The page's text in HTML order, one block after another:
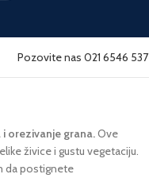
Pozovite nas 021 6546 537
orezivanje grana.Ove
živice i gustu vegetaciju.
da postignete